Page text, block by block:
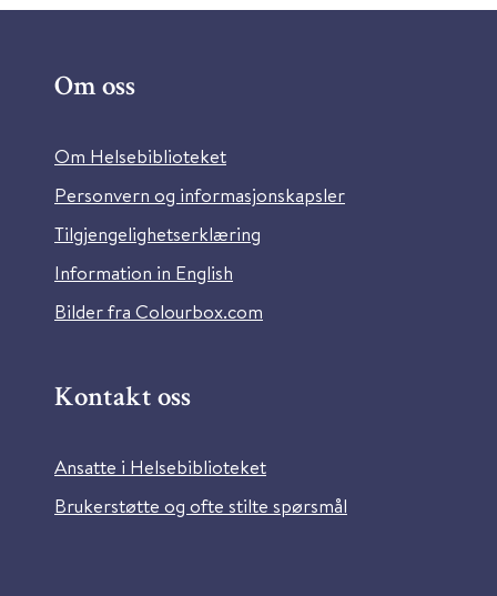
Om oss
Om Helsebiblioteket
Personvern og informasjonskapsler
Tilgjengelighetserklæring
Information in English
Bilder fra Colourbox.com
Kontakt oss
Ansatte i Helsebiblioteket
Brukerstøtte og ofte stilte spørsmål